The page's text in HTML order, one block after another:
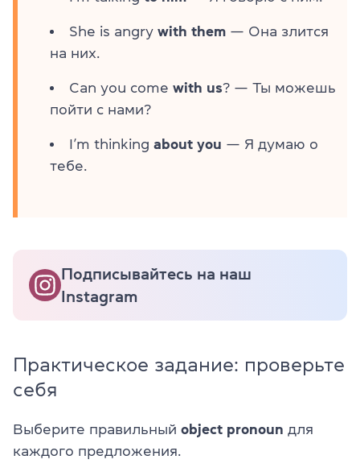
She is angry with them — Она злится
на них.
Can you come with us? — Ты можешь
пойти с нами?
I’m thinking about you — Я думаю о
тебе.
Подписывайтесь на наш
Instagram
Практическое задание: проверьте
себя
Выберите правильный object pronoun для
каждого предложения.